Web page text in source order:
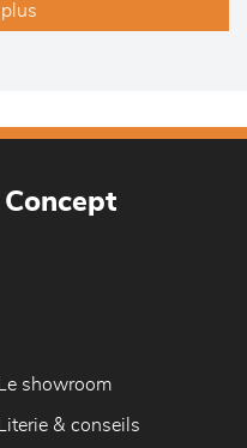
Le showroom
Literie & conseils